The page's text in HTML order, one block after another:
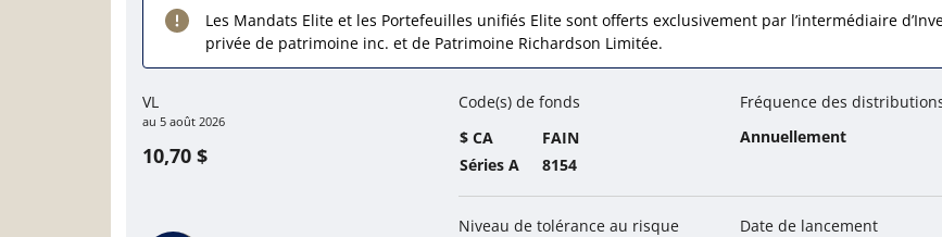
Les Mandats Elite et les Portefeuilles unifiés Elite sont offerts exclusivement par l’intermédiaire
privée de patrimoine inc. et de Patrimoine Richardson Limitée.
VL
au 5 août 2026
10,70 $
Code(s) de fonds
$ CA
FAIN
Séries A
8154
Fréquence des
Annuellement
Niveau de tolérance au risque
Date de lancement